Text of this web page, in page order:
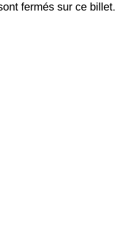
fermés sur ce billet.